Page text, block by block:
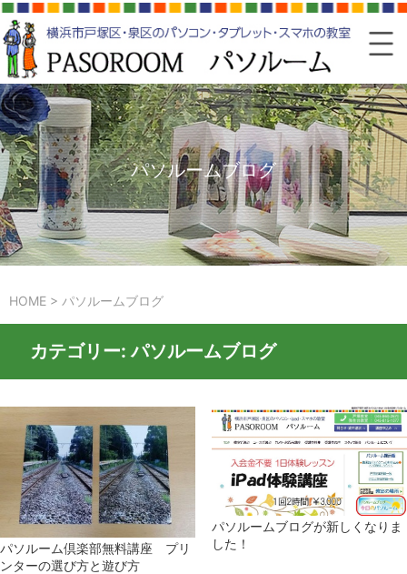
パソルームブログ
HOME > パソルームブログ
カテゴリー:パソルームブログ
パソルーム倶楽部無料講座 プリ
ンターの選び方と遊び方
パソルームブログが新しくなりま
した！